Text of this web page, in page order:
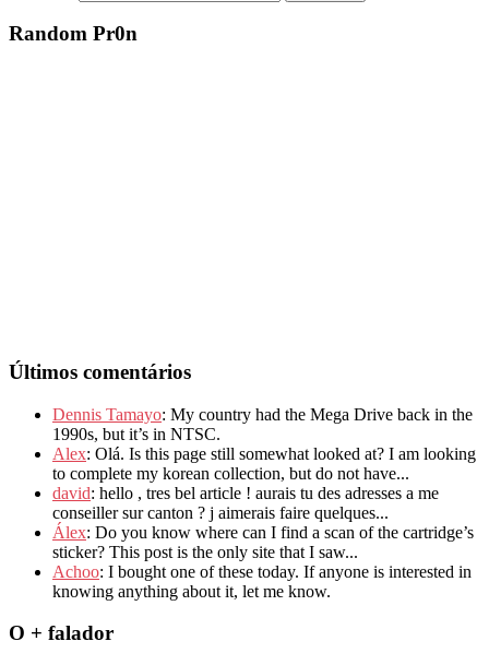
Random Pr0n
Últimos comentários
Dennis Tamayo: My country had the Mega Drive back in the
1990s, but it’s in NTSC.
Alex: Olá. Is this page still somewhat looked at? I am looking
to complete my korean collection, but do not have...
david: hello , tres bel article ! aurais tu des adresses a me
conseiller sur canton ? j aimerais faire quelques...
Álex: Do you know where can I find a scan of the cartridge’s
sticker? This post is the only site that I saw...
Achoo: I bought one of these today. If anyone is interested in
knowing anything about it, let me know.
O + falador